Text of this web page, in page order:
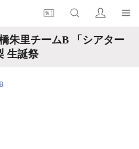
朱里チームB 「シアター
生誕祭